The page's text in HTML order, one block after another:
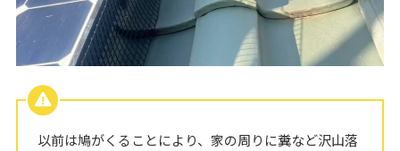
以前は鳩がくることにより、家の周りに糞など沢山落